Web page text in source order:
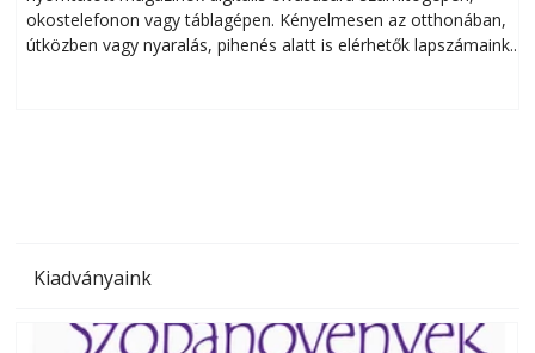
okostelefonon vagy táblagépen. Kényelmesen az otthonában,
útközben vagy nyaralás, pihenés alatt is elérhetők lapszámaink.
Kiadványaink